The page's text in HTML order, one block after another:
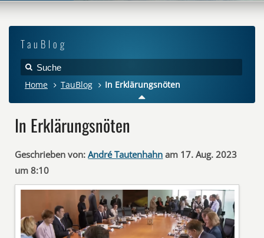
TauBlog
Home TauBlog In Erklärungsnöten
In Erklärungsnöten
Geschrieben von: André Tautenhahn am 17. Aug. 2023
um 8:10